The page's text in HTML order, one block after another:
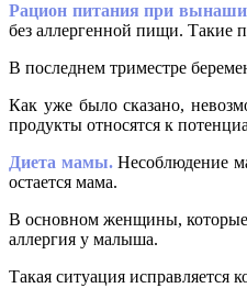
Рацион питания при
без аллергенной пищи. Такие
В последнем триместре
Как уже было сказано,
продукты относятся к
Диета мамы.Несоблюдение
остается мама.
В основном женщины, которые
аллергия у малыша.
Такая ситуация исправляется